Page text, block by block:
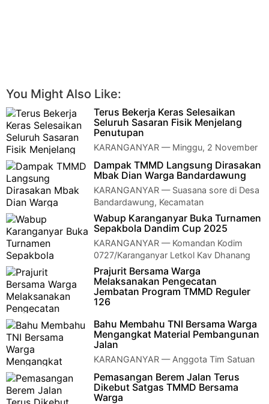
You Might Also Like:
Terus Bekerja Keras Selesaikan
Seluruh Sasaran Fisik Menjelang
Penutupan
KARANGANYAR — Minggu, 2 November
2025, anggota Satgas TNI Manunggal
Membangun Desa (TMMD) Reguler ke-126 Kodim 0727/Kara…
Dampak TMMD Langsung Dirasakan
Mbak Dian Warga Bandardawung
KARANGANYAR — Suasana sore di Desa
Bandardawung, Kecamatan
Tawangmangu, tampak berbeda dari biasanya. Jalan baru hasil
p…
Wabup Karanganyar Buka Turnamen
Sepakbola Dandim Cup 2025
KARANGANYAR — Komandan Kodim
0727/Karanganyar Letkol Kav Dhanang
Prasetyo Kurniawan, S.H., M.Tr. Opsla., menghadiri pemb…
Prajurit Bersama Warga
Melaksanakan Pengecatan
Jembatan Program TMMD Reguler
126
2025, anggota Satgas TNI Manunggal Membangun Desa
(TMMD) Reguler ke-126 Kodim 0727/Kara…
Bahu Membahu TNI Bersama Warga
Mengangkat Material Pembangunan
Jalan
KARANGANYAR — Anggota Tim Satuan
Tugas TNI Manunggal Membangun Desa
(Satgas TMMD) reguler ke – 126 Kodim 0727/Karanganya…
Pemasangan Berem Jalan Terus
Dikebut Satgas TMMD Bersama
Warga